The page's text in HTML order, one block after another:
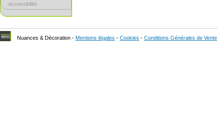
accessibilité
Nuances & Décoration - Mentions légales - Cookies - Conditions Générales de Vente